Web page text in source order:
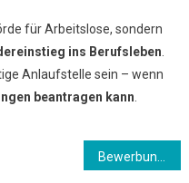
für Arbeitslose, sondern
ins Berufsleben
Anlaufstelle sein – wenn
beantragen kann